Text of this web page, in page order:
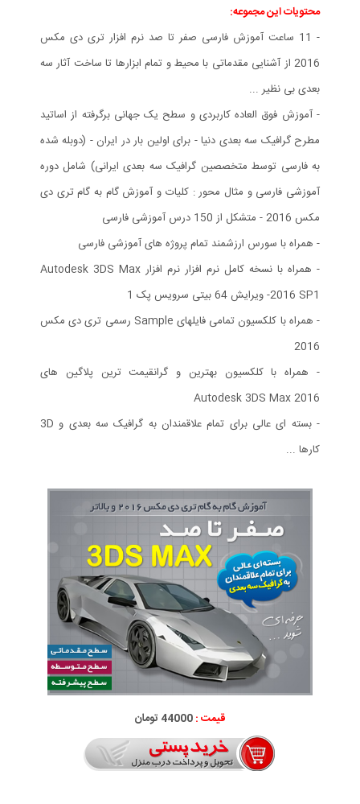
محتویات این مجموعه:
- 11 ساعت آموزش فارسی صفر تا صد نرم افزار تری دی مکس
2016 از آشنایی مقدماتی با محیط و تمام ابزارها تا ساخت آثار سه
بعدی بی نظیر ...
- آموزش فوق العاده کاربردی و سطح یک جهانی برگرفته از اساتید
مطرح گرافیک سه بعدی دنیا - برای اولین بار در ایران - (دوبله شده
به فارسی توسط متخصصین گرافیک سه بعدی ایرانی) شامل دوره
آموزشی فارسی و مثال محور : کلیات و آموزش گام به گام تری دی
مکس 2016 - متشکل از 150 درس آموزشی فارسی
- همراه با سورس ارزشمند تمام پروژه های آموزشی فارسی
- همراه با نسخه کامل نرم افزار نرم افزار Autodesk 3DS Max
2016 SP1- ویرایش 64 بیتی سرویس پک 1
- همراه با کلکسیون تمامی فایلهای Sample رسمی تری دی مکس
2016
- همراه با کلکسیون بهترین و گرانقیمت ترین پلاگین های
Autodesk 3DS Max 2016
- بسته ای عالی برای تمام علاقمندان به گرافیک سه بعدی و 3D
کارها ...
قیمت :44000 تومان